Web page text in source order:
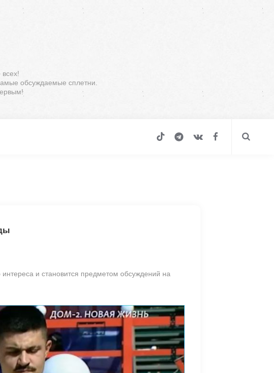
обсуждаемые сплетни.
и становится предметом обсуждений на